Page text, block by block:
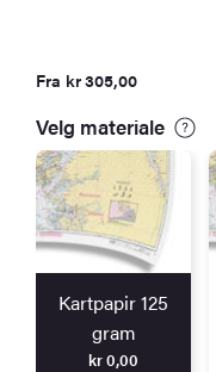
Fra kr305,00
Velg materiale
Kartpapir 125
gram
kr0,00